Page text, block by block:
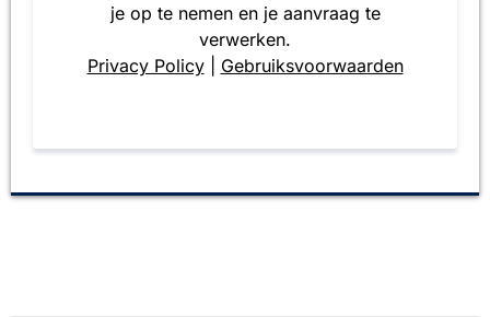
je op te nemen en je aanvraag te
verwerken.
Privacy Policy| Gebruiksvoorwaarden